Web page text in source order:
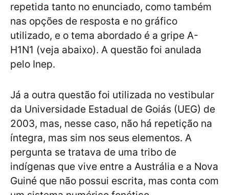
repetida tanto no enunciado, como também
nas opções de resposta e no gráfico
utilizado, e o tema abordado é a gripe A-
H1N1 (veja abaixo). A questão foi anulada
pelo Inep.
Já a outra questão foi utilizada no vestibular
da Universidade Estadual de Goiás (UEG) de
2003, mas, nesse caso, não há repetição na
íntegra, mas sim nos seus elementos. A
pergunta se tratava de uma tribo de
indígenas que vive entre a Austrália e a Nova
Guiné que não possui escrita, mas conta com